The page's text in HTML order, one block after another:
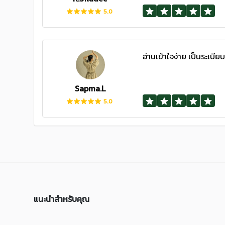
5.0
Sapma.L
5.0
อ่านเข้าใจง่าย เป็นระเบียบ
แนะนำสำหรับคุณ